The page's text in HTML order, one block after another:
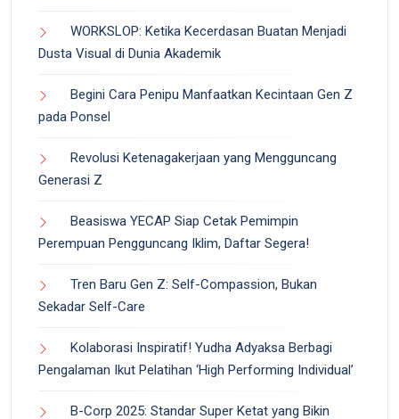
WORKSLOP: Ketika Kecerdasan Buatan Menjadi
Dusta Visual di Dunia Akademik
Begini Cara Penipu Manfaatkan Kecintaan Gen Z
pada Ponsel
Revolusi Ketenagakerjaan yang Mengguncang
Generasi Z
Beasiswa YECAP Siap Cetak Pemimpin
Perempuan Pengguncang Iklim, Daftar Segera!
Tren Baru Gen Z: Self-Compassion, Bukan
Sekadar Self-Care
Kolaborasi Inspiratif! Yudha Adyaksa Berbagi
Pengalaman Ikut Pelatihan ‘High Performing Individual’
B-Corp 2025: Standar Super Ketat yang Bikin